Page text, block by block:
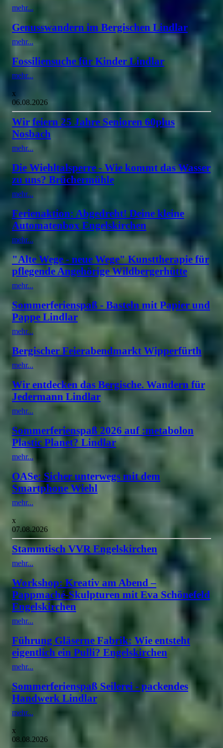
mehr...
Genusswandern im Bergischen Lindlar
mehr...
Fossiliensuche für Kinder Lindlar
mehr...
x
06.08.2026
Wir feiern 25 Jahre Senioren 60plus
Nosbach
mehr...
Die Wiehltalsperre - Wie kommt das Wasser
zu uns? Brüchermühle
mehr...
Ferienaktion: Abgedreht! Deine kleine
Automatenbox Engelskirchen
mehr...
"Alte Wege - neue Wege" Kunsttherapie für
pflegende Angehörige Wildbergerhütte
mehr...
Sommerferienspaß - Basteln mit Papier und
Pappe Lindlar
mehr...
Bergischer Feierabendmarkt Wipperfürth
mehr...
Wir entdecken das Bergische. Wandern für
Jedermann Lindlar
mehr...
Sommerferienspaß 2026 auf :metabolon
Plastic Planet? Lindlar
mehr...
OASe: Sicher unterwegs mit dem
Smartphone Wiehl
mehr...
x
07.08.2026
Stammtisch VVR Engelskirchen
mehr...
Workshop: Kreativ am Abend –
Pappmaché-Skulpturen mit Eva Schönefeld
Engelskirchen
mehr...
Führung Gläserne Fabrik: Wie entsteht
eigentlich ein Pulli? Engelskirchen
mehr...
Sommerferienspaß Seilerei - packendes
Handwerk Lindlar
mehr...
x
08.08.2026